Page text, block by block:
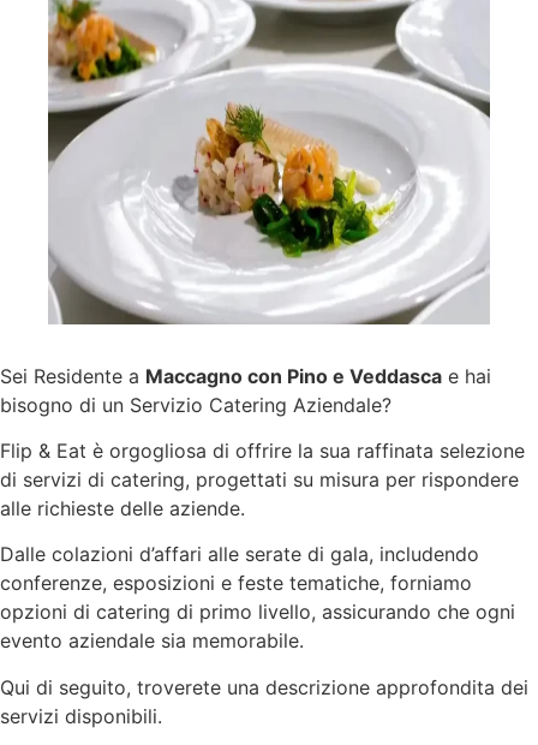
Sei Residente a Maccagno con Pino e Veddasca e hai
bisogno di un Servizio Catering Aziendale?
Flip & Eat è orgogliosa di offrire la sua raffinata selezione
di servizi di catering, progettati su misura per rispondere
alle richieste delle aziende.
Dalle colazioni d’affari alle serate di gala, includendo
conferenze, esposizioni e feste tematiche, forniamo
opzioni di catering di primo livello, assicurando che ogni
evento aziendale sia memorabile.
Qui di seguito, troverete una descrizione approfondita dei
servizi disponibili.